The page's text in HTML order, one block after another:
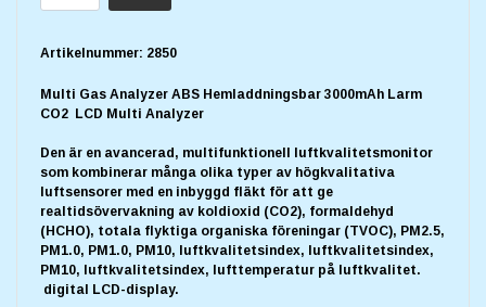
Artikelnummer: 2850
Multi Gas Analyzer ABS Hemladdningsbar 3000mAh Larm
CO2 LCD Multi Analyzer
Den är en avancerad, multifunktionell luftkvalitetsmonitor
som kombinerar många olika typer av högkvalitativa
luftsensorer med en inbyggd fläkt för att ge
realtidsövervakning av koldioxid (CO2), formaldehyd
(HCHO), totala flyktiga organiska föreningar (TVOC), PM2.5,
PM1.0, PM1.0, PM10, luftkvalitetsindex, luftkvalitetsindex,
PM10, luftkvalitetsindex, lufttemperatur på luftkvalitet.
digital LCD-display.